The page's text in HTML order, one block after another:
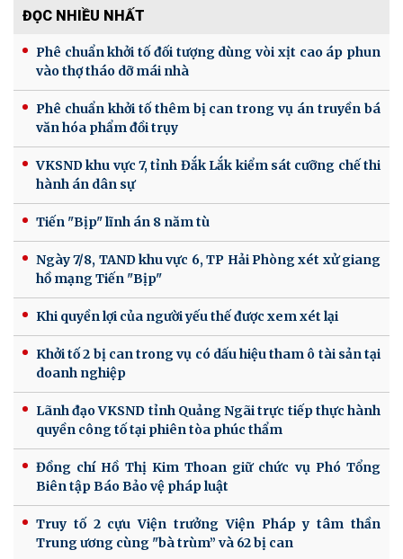
ĐỌC NHIỀU NHẤT
Phê chuẩn khởi tố đối tượng dùng vòi xịt cao áp phun
vào thợ tháo dỡ mái nhà
Phê chuẩn khởi tố thêm bị can trong vụ án truyền bá
văn hóa phẩm đồi trụy
VKSND khu vực 7, tỉnh Đắk Lắk kiểm sát cưỡng chế thi
hành án dân sự
Tiến "Bịp" lĩnh án 8 năm tù
Ngày 7/8, TAND khu vực 6, TP Hải Phòng xét xử giang
hồ mạng Tiến "Bịp"
Khi quyền lợi của người yếu thế được xem xét lại
Khởi tố 2 bị can trong vụ có dấu hiệu tham ô tài sản tại
doanh nghiệp
Lãnh đạo VKSND tỉnh Quảng Ngãi trực tiếp thực hành
quyền công tố tại phiên tòa phúc thẩm
Đồng chí Hồ Thị Kim Thoan giữ chức vụ Phó Tổng
Biên tập Báo Bảo vệ pháp luật
Truy tố 2 cựu Viện trưởng Viện Pháp y tâm thần
Trung ương cùng "bà trùm” và 62 bị can